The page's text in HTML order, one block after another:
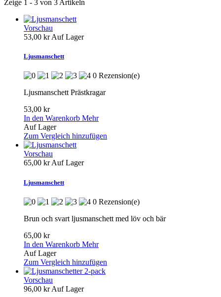
Zeige 1 - 3 von 3 Artikeln
Vorschau
53,00 krAuf Lager
Ljusmanschett
0 Rezension(e)
Ljusmanschett Prästkragar
53,00 kr
In den Warenkorb Mehr
Auf Lager
Zum Vergleich hinzufügen
Vorschau
65,00 krAuf Lager
Ljusmanschett
0 Rezension(e)
Brun och svart ljusmanschett med löv och bär
65,00 kr
In den Warenkorb Mehr
Auf Lager
Zum Vergleich hinzufügen
Vorschau
96,00 krAuf Lager